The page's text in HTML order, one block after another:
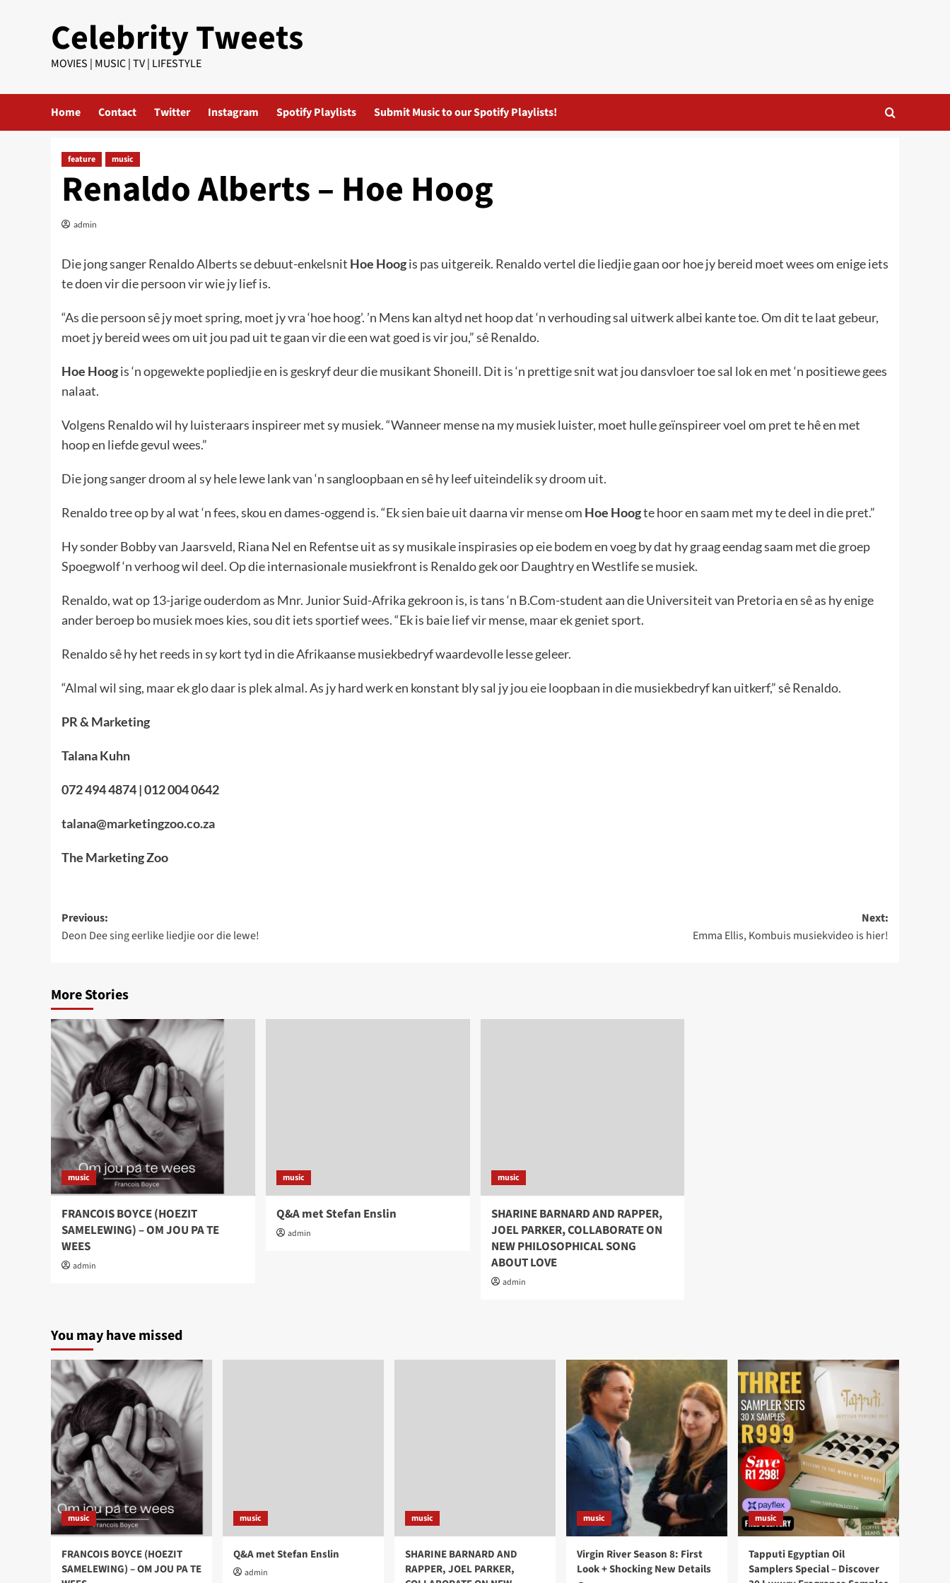
Celebrity Tweets
MOVIES | MUSIC | TV | LIFESTYLE
Home Contact Twitter Instagram Spotify Playlists Submit Music to our Spotify Playlists!
feature music
Renaldo Alberts – Hoe Hoog
admin
Die jong sanger Renaldo Alberts se debuut-enkelsnit Hoe Hoogis pas uitgereik. Renaldo vertel die liedjie gaan oor hoe jy bereid moet wees om enige iets
te doen vir die persoon vir wie jy lief is.
“As die persoon sê jy moet spring, moet jy vra ‘hoe hoog’. ’n Mens kan altyd net hoop dat ‘n verhouding sal uitwerk albei kante toe. Om dit te laat gebeur,
moet jy bereid wees om uit jou pad uit te gaan vir die een wat goed is vir jou,” sê Renaldo.
Hoe Hoogis ‘n opgewekte popliedjie en is geskryf deur die musikant Shoneill. Dit is ‘n prettige snit wat jou dansvloer toe sal lok en met ‘n positiewe gees
nalaat.
Volgens Renaldo wil hy luisteraars inspireer met sy musiek. “Wanneer mense na my musiek luister, moet hulle geïnspireer voel om pret te hê en met
hoop en liefde gevul wees.”
Die jong sanger droom al sy hele lewe lank van ‘n sangloopbaan en sê hy leef uiteindelik sy droom uit.
Renaldo tree op by al wat ‘n fees, skou en dames-oggend is. “Ek sien baie uit daarna vir mense om Hoe Hoogte hoor en saam met my te deel in die pret.”
Hy sonder Bobby van Jaarsveld, Riana Nel en Refentse uit as sy musikale inspirasies op eie bodem en voeg by dat hy graag eendag saam met die groep
Spoegwolf ‘n verhoog wil deel. Op die internasionale musiekfront is Renaldo gek oor Daughtry en Westlife se musiek.
Renaldo, wat op 13-jarige ouderdom as Mnr. Junior Suid-Afrika gekroon is, is tans ‘n B.Com-student aan die Universiteit van Pretoria en sê as hy enige
ander beroep bo musiek moes kies, sou dit iets sportief wees. “Ek is baie lief vir mense, maar ek geniet sport.
Renaldo sê hy het reeds in sy kort tyd in die Afrikaanse musiekbedryf waardevolle lesse geleer.
“Almal wil sing, maar ek glo daar is plek almal. As jy hard werk en konstant bly sal jy jou eie loopbaan in die musiekbedryf kan uitkerf,” sê Renaldo.
PR & Marketing
Talana Kuhn
072 494 4874 | 012 004 0642
talana@marketingzoo.co.za
The Marketing Zoo
Post
navigation
Previous:
Deon Dee sing eerlike liedjie oor die lewe!
Next:
Emma Ellis, Kombuis musiekvideo is hier!
More Stories
music
FRANCOIS BOYCE (HOEZIT
SAMELEWING) – OM JOU PA TE
WEES
admin
music
Q&A met Stefan Enslin
admin
music
SHARINE BARNARD AND RAPPER,
JOEL PARKER, COLLABORATE ON
NEW PHILOSOPHICAL SONG
ABOUT LOVE
admin
You may have missed
music
FRANCOIS BOYCE (HOEZIT
SAMELEWING) – OM JOU PA TE
music
Q&A met Stefan Enslin
admin
music
SHARINE BARNARD AND
RAPPER, JOEL PARKER,
music
Virgin River Season 8: First
Look + Shocking New Details
music
Tapputi Egyptian Oil
Samplers Special – Discover